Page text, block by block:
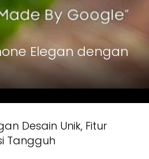
Elegan dengan
Desain Unik, Fitur
Tangguh